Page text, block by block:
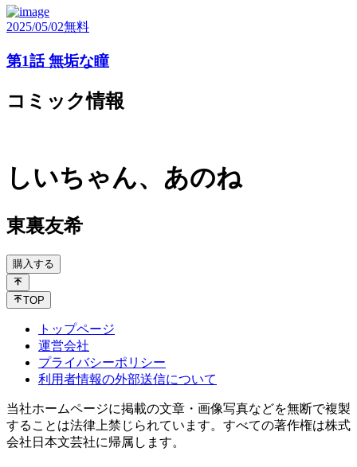
2025/05/02無料
第1話 無垢な瞳
コミック情報
しいちゃん、あのね
東裏友希
購入する
TOP
トップページ
運営会社
プライバシーポリシー
利用者情報の外部送信について
当社ホームページに掲載の文章・画像写真などを無断で複製
することは法律上禁じられています。すべての著作権は株式
会社日本文芸社に帰属します。